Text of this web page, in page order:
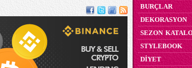
BURÇLAR
DEKORASYON
SEZON
STYLEBOOK
DİYET